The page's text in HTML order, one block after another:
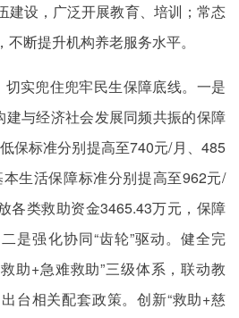
建设，广泛开展教育、培训；常态
断提升机构养老服务水平。
实兜住兜牢民生保障底线。一是
建与经济社会发展同频共振的保障
保标准分别提高至740元/月、485
生活保障标准分别提高至962元/
各类救助资金3465.43万元，保障
是强化协同“齿轮”驱动。健全完
助+急难救助”三级体系，联动教
台相关配套政策。创新“救助+慈